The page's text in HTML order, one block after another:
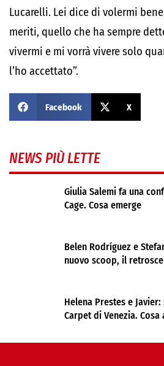
Lucarelli. Lei dice di volermi
meriti, quello che ha sempre
vivermi e mi vorrà vivere solo
l’ho accettato”.
Facebook X
NEWS PIÙ LETTE
Giulia Salemi fa una
Cage. Cosa emerge
Belen Rodríguez e
nuovo scoop, il
Helena Prestes e
Carpet di Venezia. Cosa